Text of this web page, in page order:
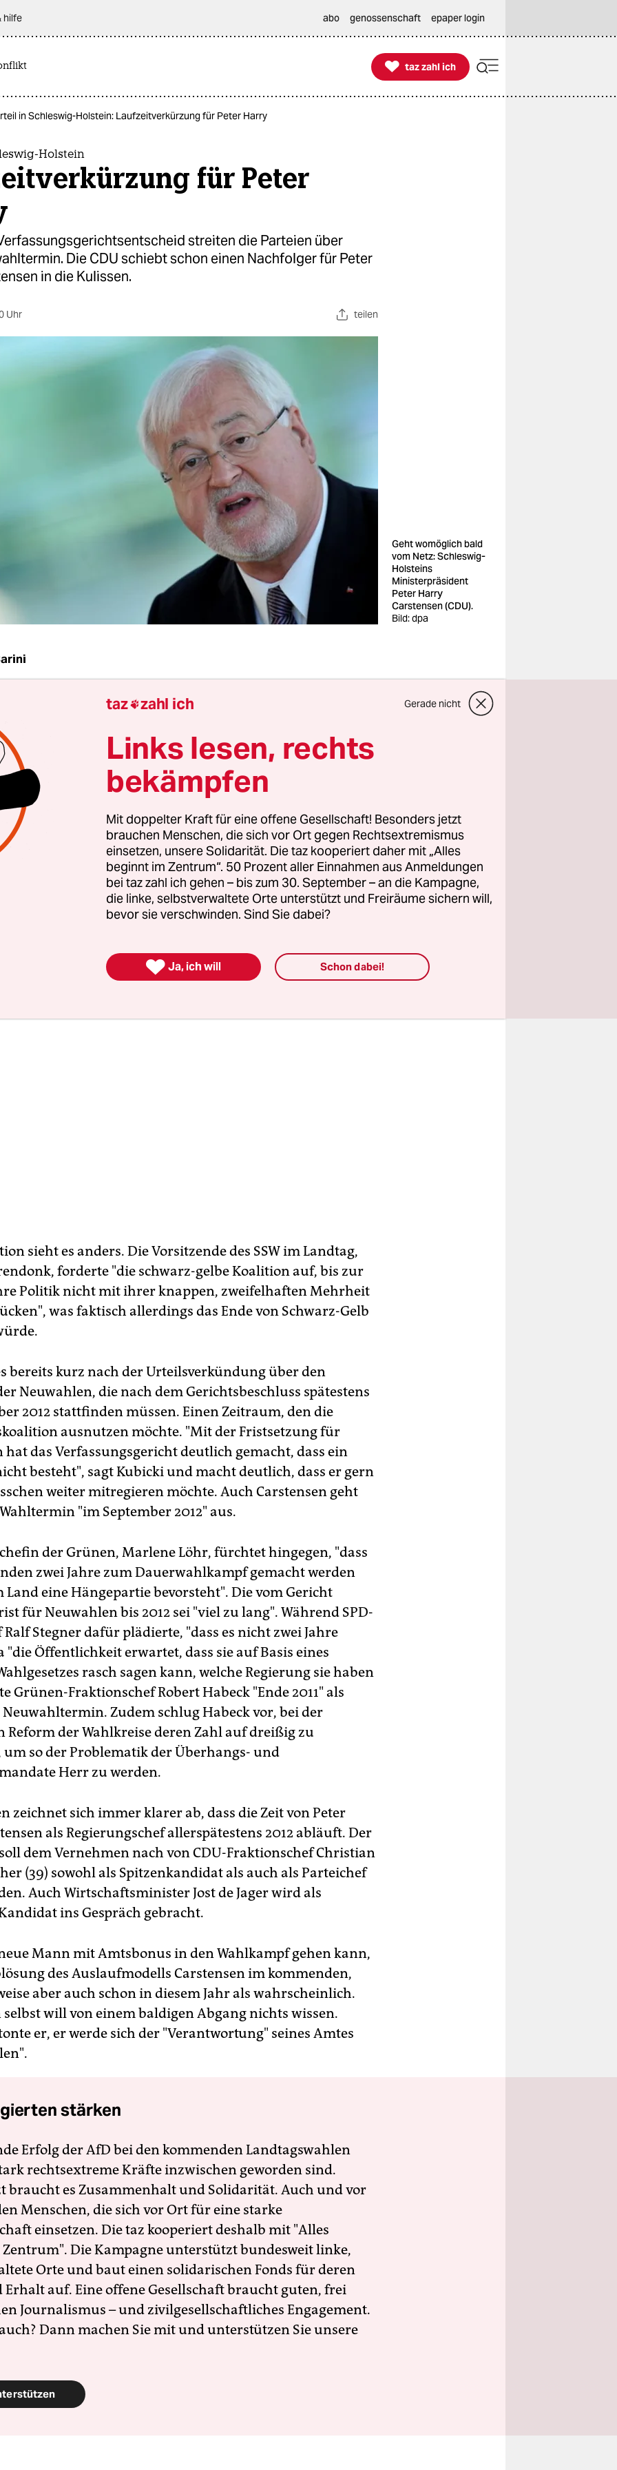
hilfe abo genossenschaft epaper login

taz zahl ich
taz zahl ich
in Schleswig-Holstein: Laufzeitverkürzung für Peter Harry
Holstein
für Peter
streiten die Parteien über
Die CDU schiebt schon einen Nachfolger für Peter
in die Kulissen.
Uhr teilen
Geht womöglich bald
vom Netz: Schleswig-
Holsteins
Ministerpräsident
Peter Harry
Carstensen (CDU).
Bild: dpa
| Die Entscheidung des Schleswiger
Teile des Landeswahlgesetzes für ungültig zu
vorgezogene Neuwahlen einzufordern, hat
auf Regierungsseite und verhaltene Freude bei der
Für CDU und FDP bedeutet der Beschluss, dass
noch zwei Jahre mit einer Stimme Mehrheit
können.
der Landtagswahl vom September 2009 und damit
der Landesregierung sind bestätigt", frohlockt
Peter Harry Carstensen (CDU). "An der politischen
der Koalition ändert die Entscheidung nichts",
der Urteilsverkündung klar.
sieht es anders. Die Vorsitzende des SSW im Landtag,
forderte "die schwarz-gelbe Koalition auf, bis zur
Politik nicht mit ihrer knappen, zweifelhaften Mehrheit
was faktisch allerdings das Ende von Schwarz-Gelb
bereits kurz nach der Urteilsverkündung über den
Neuwahlen, die nach dem Gerichtsbeschluss spätestens
2012 stattfinden müssen. Einen Zeitraum, den die
ausnutzen möchte. "Mit der Fristsetzung für
hat das Verfassungsgericht deutlich gemacht, dass ein
besteht", sagt Kubicki und macht deutlich, dass er gern
weiter mitregieren möchte. Auch Carstensen geht
"im September 2012" aus.
der Grünen, Marlene Löhr, fürchtet hingegen, "dass
zwei Jahre zum Dauerwahlkampf gemacht werden
Land eine Hängepartie bevorsteht". Die vom Gericht
für Neuwahlen bis 2012 sei "viel zu lang". Während SPD-
Ralf Stegner dafür plädierte, "dass es nicht zwei Jahre
"die Öffentlichkeit erwartet, dass sie auf Basis eines
rasch sagen kann, welche Regierung sie haben
Grünen-Fraktionschef Robert Habeck "Ende 2011" als
Zudem schlug Habeck vor, bei der
Reform der Wahlkreise deren Zahl auf dreißig zu
um so der Problematik der Überhangs- und
Herr zu werden.
zeichnet sich immer klarer ab, dass die Zeit von Peter
als Regierungschef allerspätestens 2012 abläuft. Der
dem Vernehmen nach von CDU-Fraktionschef Christian
(39) sowohl als Spitzenkandidat als auch als Parteichef
Auch Wirtschaftsminister Jost de Jager wird als
ins Gespräch gebracht.
Mann mit Amtsbonus in den Wahlkampf gehen kann,
des Auslaufmodells Carstensen im kommenden,
aber auch schon in diesem Jahr als wahrscheinlich.
selbst will von einem baldigen Abgang nichts wissen.
er, er werde sich der "Verantwortung" seines Amtes
stärken
Erfolg der AfD bei den kommenden Landtagswahlen
rechtsextreme Kräfte inzwischen geworden sind.
braucht es Zusammenhalt und Solidarität. Auch und vor
Menschen, die sich vor Ort für eine starke
einsetzen. Die taz kooperiert deshalb mit "Alles
Die Kampagne unterstützt bundesweit linke,
Orte und baut einen solidarischen Fonds für deren
Erhalt auf. Eine offene Gesellschaft braucht guten, frei
Journalismus – und zivilgesellschaftliches Engagement.
Dann machen Sie mit und unterstützen Sie unsere
taz zahl ich Gerade nicht
Links lesen, rechts
bekämpfen
Mit doppelter Kraft für eine offene Gesellschaft! Besonders jetzt
brauchen Menschen, die sich vor Ort gegen Rechtsextremismus
einsetzen, unsere Solidarität. Die taz kooperiert daher mit „Alles
beginnt im Zentrum“. 50 Prozent aller Einnahmen aus Anmeldungen
bei taz zahl ich gehen – bis zum 30. September – an die Kampagne,
die linke, selbstverwaltete Orte unterstützt und Freiräume sichern will,
bevor sie verschwinden. Sind Sie dabei?
 Ja, ich will Schon dabei!